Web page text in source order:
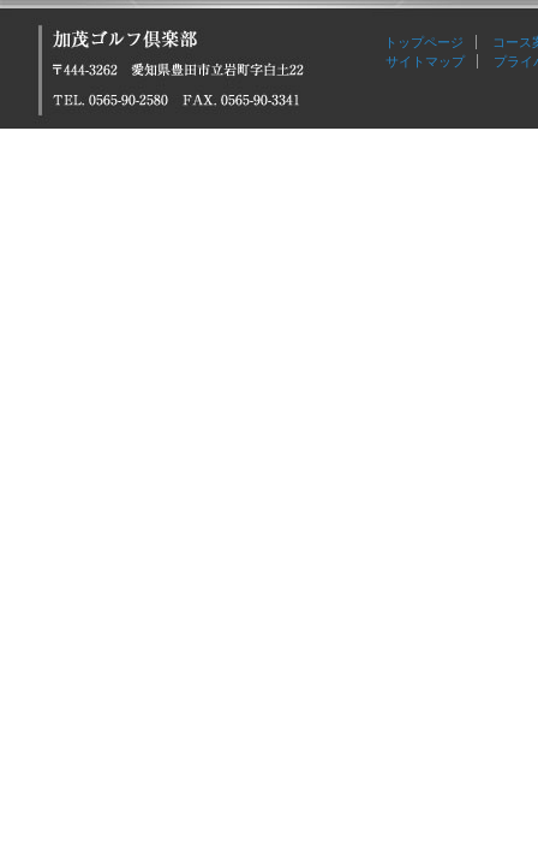
トップページ
コース
サイトマップ
プライ